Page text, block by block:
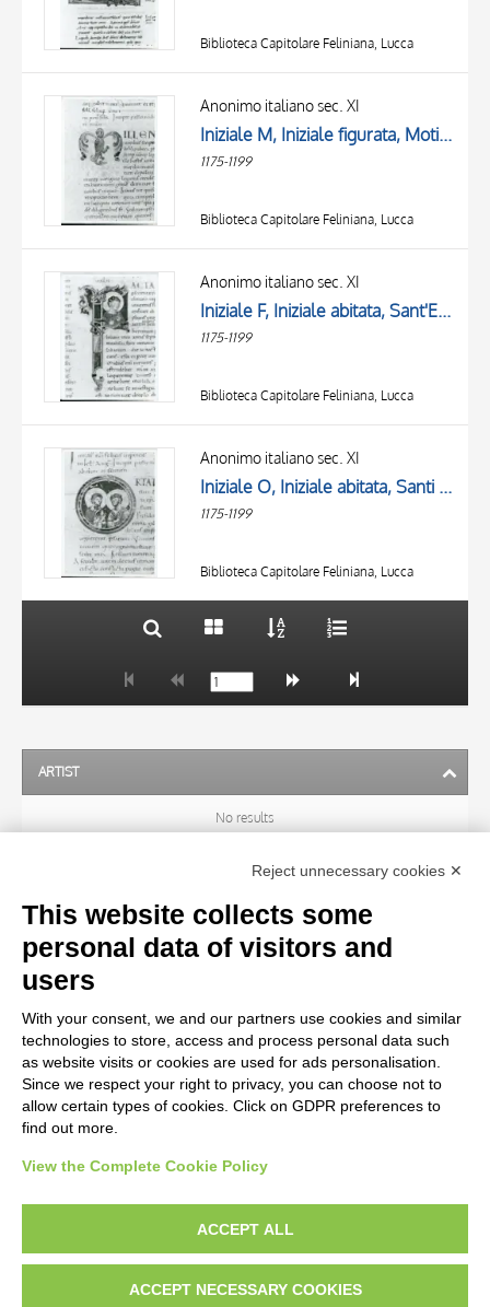
Biblioteca Capitolare Feliniana, Lucca
Anonimo italiano sec. XI
Iniziale M, Iniziale figurata, Motivi decorativi vegetali e animali
1175-1199
Biblioteca Capitolare Feliniana, Lucca
Anonimo italiano sec. XI
Iniziale F, Iniziale abitata, Sant'Erasmo, Motivi decorativi fitomorfi, Intreccio
1175-1199
Biblioteca Capitolare Feliniana, Lucca
Anonimo italiano sec. XI
Iniziale O, Iniziale abitata, Santi martiri Abdon e Sennen
1175-1199
Biblioteca Capitolare Feliniana, Lucca
TITLE
AUTHOR
OBJECT
20 RESULTS
ARTIST
No results
OBJECT
LOCATION
CENTURY
diritto d’autore, legge 22 aprile 1941 n. 633. I diritti degli autori, degli artisti e
dei fotografi che hanno realizzato le opere e le immagini, degli enti e delle
istituzioni che ne sono proprietari, sono riservati. Si vieta quindi la
Reject unnecessary cookies ✕
This website collects some
personal data of visitors and
users
With your consent, we and our partners use cookies and similar
technologies to store, access and process personal data such
as website visits or cookies are used for ads personalisation.
Since we respect your right to privacy, you can choose not to
allow certain types of cookies. Click on GDPR preferences to
find out more.
View the Complete Cookie Policy
ACCEPT ALL
ACCEPT NECESSARY COOKIES